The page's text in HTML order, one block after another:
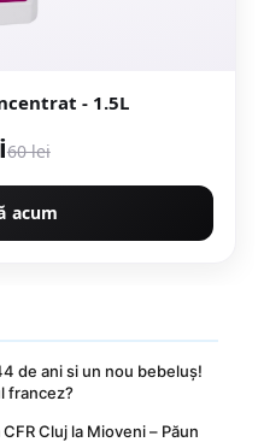
- 1.5L
60 lei
acum
de ani si un nou bebeluș!
francez?
Cluj la Mioveni – Păun